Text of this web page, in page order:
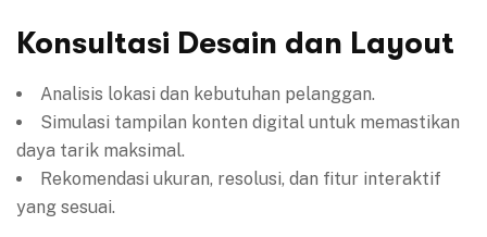
Konsultasi Desain dan Layout
Analisis lokasi dan kebutuhan pelanggan.
Simulasi tampilan konten digital untuk memastikan
daya tarik maksimal.
Rekomendasi ukuran, resolusi, dan fitur interaktif
yang sesuai.